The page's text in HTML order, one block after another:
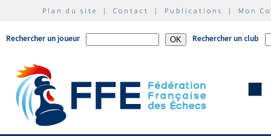
Plan du site | Contact | Publications | Mon
Rechercher un joueur Rechercher un club